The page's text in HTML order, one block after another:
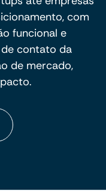
com
funcional e
contato da
de mercado,